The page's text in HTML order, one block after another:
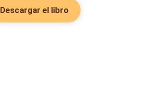
Descargar el libro